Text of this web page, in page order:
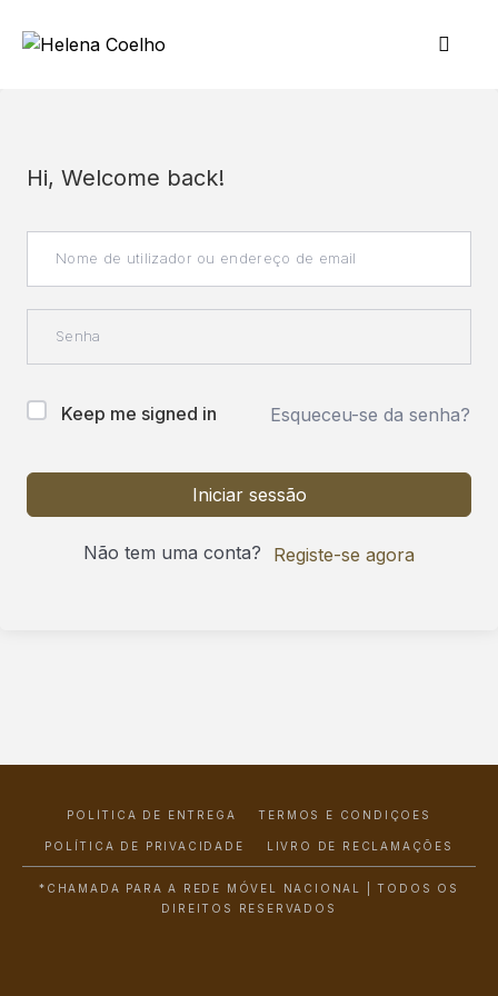
Hi, Welcome back!
Keep me signed in Esqueceu-se da senha?
Iniciar sessão
Não tem uma conta? Registe-se agora
POLÍTICA DE ENTREGA TERMOS E CONDIÇÕES
POLÍTICA DE PRIVACIDADE LIVRO DE RECLAMAÇÕES
*CHAMADA PARA A REDE MÓVEL NACIONAL | TODOS OS
DIREITOS RESERVADOS